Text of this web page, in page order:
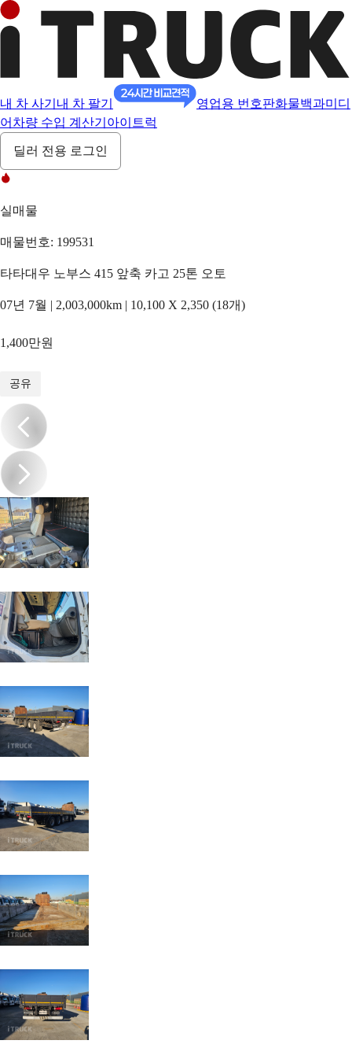
내 차 사기 내 차 팔기 영업용 번호판화물백과미디
어 차량 수입 계산기 아이트럭
딜러 전용 로그인
실매물
매물번호: 199531
타타대우 노부스 415 앞축 카고 25톤 오토
07년 7월 | 2,003,000km | 10,100 X 2,350 (18개)
1,400만원
공유
/12